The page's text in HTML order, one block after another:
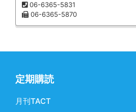
06-6365-5831
06-6365-5870
定期購読
月刊TACT